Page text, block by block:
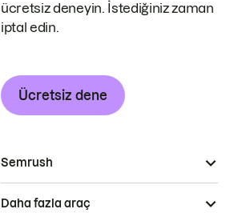
ücretsiz deneyin. İstediğiniz zaman
iptal edin.
Ücretsiz dene
Semrush
Daha fazla araç